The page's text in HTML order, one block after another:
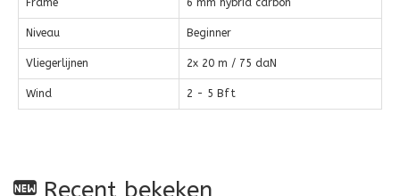
Frame 6 mm hybrid carbon
Niveau Beginner
Vliegerlijnen 2x 20 m / 75 daN
Wind 2 - 5 Bft
Recent bekeken